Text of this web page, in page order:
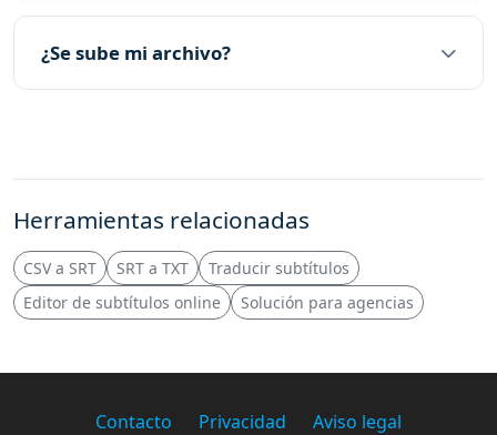
¿Se sube mi archivo?
Herramientas relacionadas
CSV a SRT SRT a TXT
Traducir subtítulos
Editor de subtítulos online
Solución para agencias
Contacto Privacidad Aviso legal